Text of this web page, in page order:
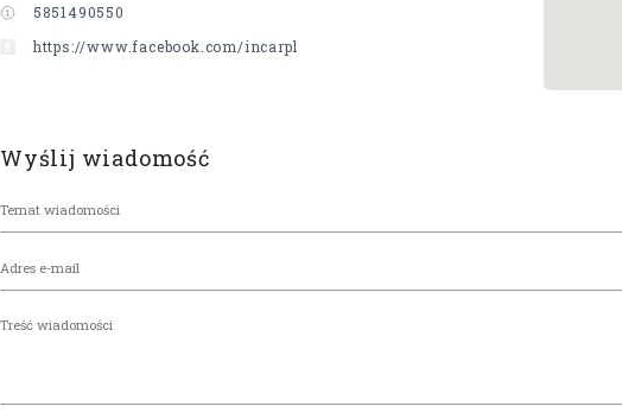
5851490550
https://www.facebook.com/incarpl
Wyślij wiadomość